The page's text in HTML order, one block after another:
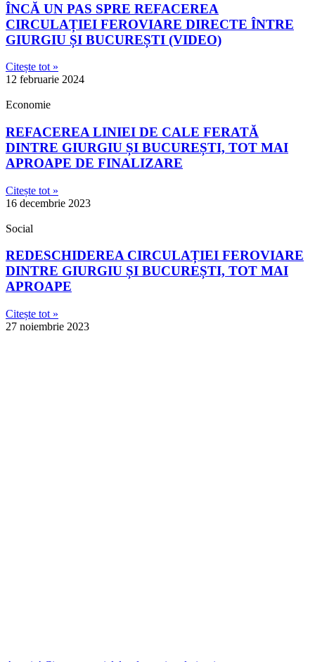
ÎNCĂ UN PAS SPRE REFACEREA
CIRCULAȚIEI FEROVIARE DIRECTE ÎNTRE
GIURGIU ȘI BUCUREȘTI (VIDEO)
Citește tot »
12 februarie 2024
Economie
REFACEREA LINIEI DE CALE FERATĂ
DINTRE GIURGIU ȘI BUCUREȘTI, TOT MAI
APROAPE DE FINALIZARE
Citește tot »
16 decembrie 2023
Social
REDESCHIDEREA CIRCULAȚIEI FEROVIARE
DINTRE GIURGIU ȘI BUCUREȘTI, TOT MAI
APROAPE
Citește tot »
27 noiembrie 2023